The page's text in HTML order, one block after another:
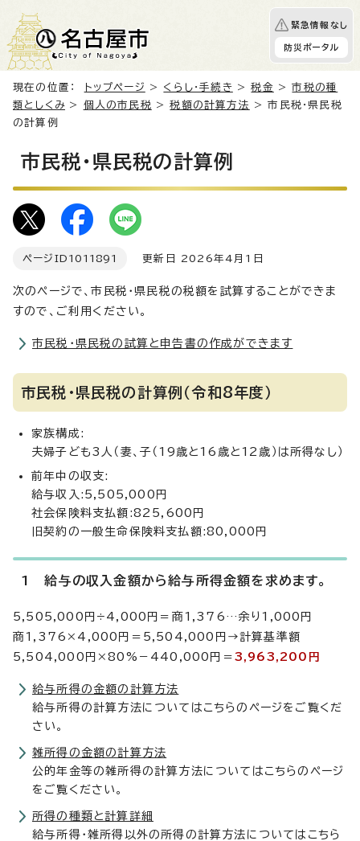
緊急情報なし
防災ポータル
現在の位置： トップページ > くらし・手続き >税金 >市税の種
類としくみ > 個人の市民税 >税額の計算方法
> 市民税・県民税
の計算例
市民税・県民税の計算例
ページID 1011891 更新日 2026年4月1日
次のページで、市民税・県民税の税額を試算することができま
すので、ご利用ください。
市民税・県民税の試算と申告書の作成ができます
市民税・県民税の計算例（令和8年度）
家族構成:
夫婦子ども3人（妻、子（19歳と16歳と12歳）は所得なし）
前年中の収支:
給与収入:5,505,000円
社会保険料支払額:825,600円
旧契約の一般生命保険料支払額:80,000円
1 給与の収入金額から給与所得金額を求めます。
5,505,000円÷4,000円＝商1,376…余り1,000円
商1,376×4,000円＝5,504,000円→計算基準額
5,504,000円×80%－440,000円＝ 3,963,200円
給与所得の金額の計算方法
給与所得の計算方法についてはこちらのページをご覧くだ
さい。
雑所得の金額の計算方法
公的年金等の雑所得の計算方法についてはこちらのページ
をご覧ください。
所得の種類と計算詳細
給与所得・雑所得以外の所得の計算方法についてはこちら